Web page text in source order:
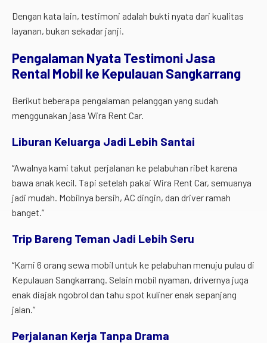
Dengan kata lain, testimoni adalah bukti nyata dari kualitas
layanan, bukan sekadar janji.
Pengalaman Nyata Testimoni Jasa
Rental Mobil ke Kepulauan Sangkarrang
Berikut beberapa pengalaman pelanggan yang sudah
menggunakan jasa Wira Rent Car.
Liburan Keluarga Jadi Lebih Santai
“Awalnya kami takut perjalanan ke pelabuhan ribet karena
bawa anak kecil. Tapi setelah pakai Wira Rent Car, semuanya
jadi mudah. Mobilnya bersih, AC dingin, dan driver ramah
banget.”
Trip Bareng Teman Jadi Lebih Seru
“Kami 6 orang sewa mobil untuk ke pelabuhan menuju pulau di
Kepulauan Sangkarrang. Selain mobil nyaman, drivernya juga
enak diajak ngobrol dan tahu spot kuliner enak sepanjang
jalan.”
Perjalanan Kerja Tanpa Drama